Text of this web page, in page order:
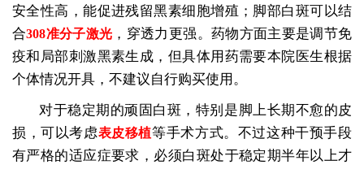
安全性高，能促进残留黑素细胞增殖；脚部白斑可以结
合308准分子激光 ，穿透力更强。药物方面主要是调节免
疫和局部刺激黑素生成，但具体用药需要本院医生根据
个体情况开具，不建议自行购买使用。
对于稳定期的顽固白斑，特别是脚上长期不愈的皮
损，可以考虑表皮移植等手术方式。不过这种干预手段
有严格的适应症要求，必须白斑处于稳定期半年以上才